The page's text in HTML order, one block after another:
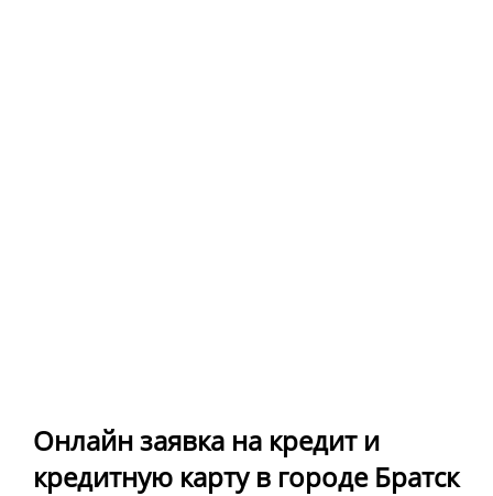
Онлайн заявка на кредит и
кредитную карту в городе Братск